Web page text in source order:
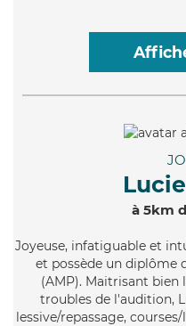
à 5km
Joyeuse, infatiguable et
et possède un diplôme
(AMP). Maitrisant bien
troubles de l'audition,
lessive/repassage,